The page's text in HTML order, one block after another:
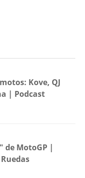
Kove, QJ
| Podcast
de MotoGP |